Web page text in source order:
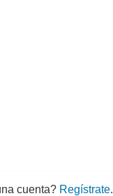
cuenta? Regístrate.